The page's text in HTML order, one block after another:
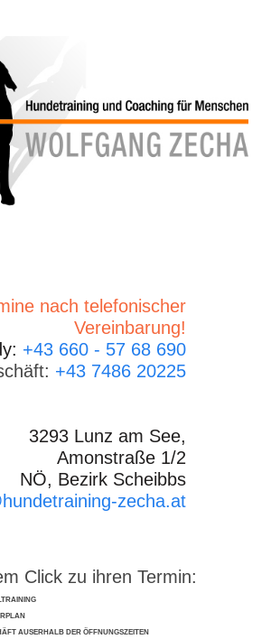
nach telefonischer
Vereinbarung!
+43 660 - 57 68 690
+43 7486 20225
3293 Lunz am See,
Amonstraße 1/2
NÖ, Bezirk Scheibbs
zecha.at
Click zu ihren Termin:
AUSERHALB DER ÖFFNUNGSZEITEN